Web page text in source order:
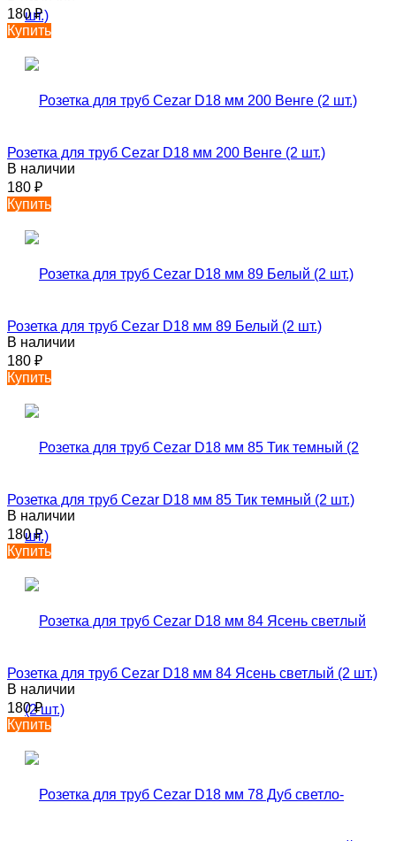
180₽
Купить
Розетка для труб Cezar D18 мм 200 Венге (2 шт.)
В наличии
180 ₽
Купить
Розетка для труб Cezar D18 мм 89 Белый (2 шт.)
В наличии
180 ₽
Купить
Розетка для труб Cezar D18 мм 85 Тик темный (2 шт.)
В наличии
180₽
Купить
Розетка для труб Cezar D18 мм 84 Ясень светлый (2 шт.)
В наличии
180₽
Купить